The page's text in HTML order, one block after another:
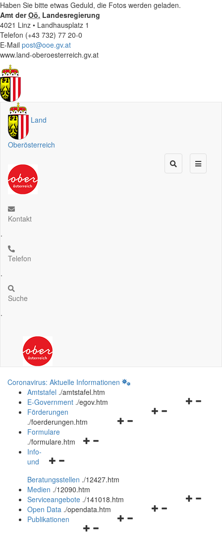
Haben Sie bitte etwas Geduld, die Fotos werden geladen.
Amt derOö. Landesregierung
4021 Linz • Landhausplatz 1
Telefon (+43 732) 77 20-0
E-Mail post@ooe.gv.at
www.land-oberoesterreich.gv.at
Land
Oberösterreich
Kontakt
.
Telefon
.
Suche
.
Coronavirus: Aktuelle Informationen
Amtstafel ./amtstafel.htm
Navigationsmenü
E-Government ./egov.htm
Navigationsmenü
Förderungen
./foerderungen.htm
Navigationsmenü
Formulare
./formulare.htm
Navigationsmenü
und
schließen
Info-
und
Beratungsstellen ./12427.htm
Medien ./12090.htm
Navigationsmenü
Serviceangebote ./141018.htm
Navigationsmenü
Open Data ./opendata.htm
Navigationsmenü
Publikationen